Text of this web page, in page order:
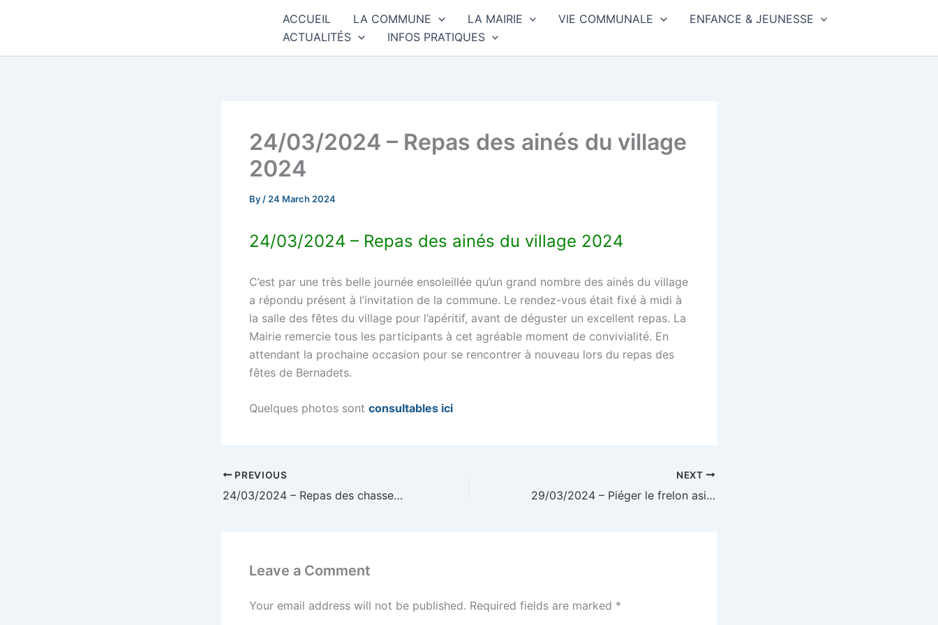
ACCUEIL LA COMMUNE LA MAIRIE VIE COMMUNALE
ENFANCE & JEUNESSE
ACTUALITÉS
INFOS PRATIQUES
24/03/2024 – Repas des ainés du village
2024
By / 24 March 2024
24/03/2024 – Repas des ainés du village 2024
C’est par une très belle journée ensoleillée qu’un grand nombre des ainés du village
a répondu présent à l’invitation de la commune. Le rendez-vous était fixé à midi à
la salle des fêtes du village pour l’apéritif, avant de déguster un excellent repas. La
Mairie remercie tous les participants à cet agréable moment de convivialité. En
attendant la prochaine occasion pour se rencontrer à nouveau lors du repas des
fêtes de Bernadets.
Quelques photos sont consultables ici
PREVIOUS
24/03/2024 – Repas des chasseurs 2024
NEXT
29/03/2024 – Piéger le frelon asiatique : quelques conseils
Leave a Comment
Your email address will not be published. Required fields are marked *